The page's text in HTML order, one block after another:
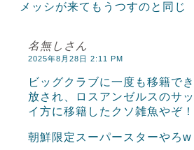
メッシが来てもうつすのと同じ
名無しさん
2025年8月28日 2:11 PM
ビッグクラブに一度も移籍で
放され、ロスアンゼルスのサ
イ方に移籍したクソ雑魚やぞ！
朝鮮限定スーパースターやろw